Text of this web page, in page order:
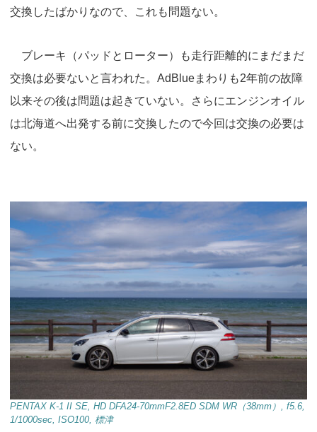
交換したばかりなので、これも問題ない。
ブレーキ（パッドとローター）も走行距離的にまだまだ
交換は必要ないと言われた。AdBlueまわりも2年前の故障
以来その後は問題は起きていない。さらにエンジンオイル
は北海道へ出発する前に交換したので今回は交換の必要は
ない。
PENTAX K-1 II SE, HD DFA24-70mmF2.8ED SDM WR（38mm）, f5.6,
1/1000sec, ISO100, 標津